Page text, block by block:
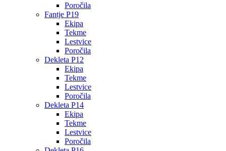
Poročila
Fantje P19
Ekipa
Tekme
Lestvice
Poročila
Dekleta P12
Ekipa
Tekme
Lestvice
Poročila
Dekleta P14
Ekipa
Tekme
Lestvice
Poročila